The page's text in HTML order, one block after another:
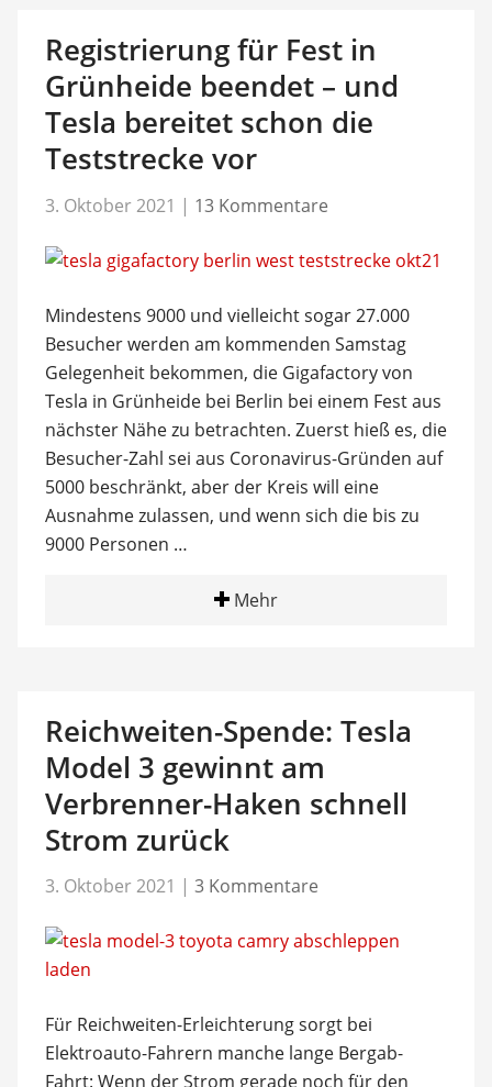
Registrierung für Fest in
Grünheide beendet – und
Tesla bereitet schon die
Teststrecke vor
3. Oktober 2021 | 13 Kommentare
Mindestens 9000 und vielleicht sogar 27.000
Besucher werden am kommenden Samstag
Gelegenheit bekommen, die Gigafactory von
Tesla in Grünheide bei Berlin bei einem Fest aus
nächster Nähe zu betrachten. Zuerst hieß es, die
Besucher-Zahl sei aus Coronavirus-Gründen auf
5000 beschränkt, aber der Kreis will eine
Ausnahme zulassen, und wenn sich die bis zu
9000 Personen …
Mehr
Reichweiten-Spende: Tesla
Model 3 gewinnt am
Verbrenner-Haken schnell
Strom zurück
3. Oktober 2021 | 3 Kommentare
Für Reichweiten-Erleichterung sorgt bei
Elektroauto-Fahrern manche lange Bergab-
Fahrt: Wenn der Strom gerade noch für den